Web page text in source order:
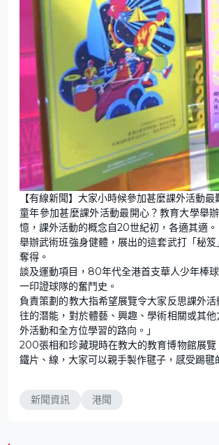
【有線新聞】大家小時候參加甚麼課外活動
童年參加甚麼課外活動最開心？教育大學舉
憶，課外活動的概念自20世紀初，各適其適。
舉辦武術班強身健體，展出的這套武打「秘
奪得。
談及運動項目，80年代全港首支華人少年棒
一印證球隊的奮鬥史。
負責策劃的教大指希望展覽令大家反思課外
往的潛能，對於體藝、興趣、學術相關或其
外活動和全方位學習的路向。」
200張相和珍藏現時在教大的教育博物館展
鐵片、線，大家可以親手製作毽子，感受踢
新聞資訊 港聞